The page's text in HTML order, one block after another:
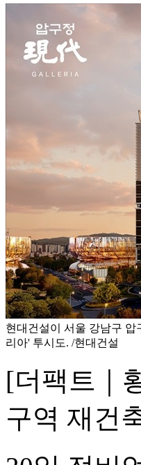
현대건설이 서울 강남구
리아' 투시도. /현대건설
[더팩트｜
구역 재건